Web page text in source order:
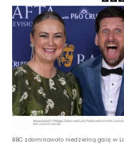
BBC zdominowało niedzielną galę w